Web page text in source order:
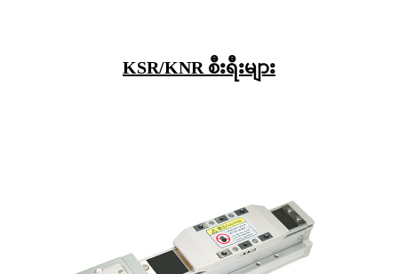
KSR/KNR စီးရီးများ